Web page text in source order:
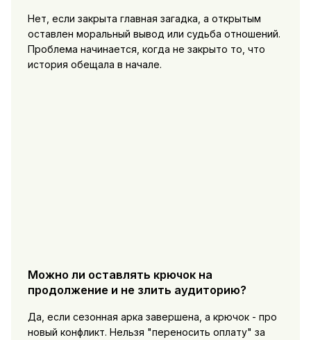
Нет, если закрыта главная загадка, а открытым
оставлен моральный вывод или судьба отношений.
Проблема начинается, когда не закрыто то, что
история обещала в начале.
Можно ли оставлять крючок на
продолжение и не злить аудиторию?
Да, если сезонная арка завершена, а крючок - про
новый конфликт. Нельзя "переносить оплату" за